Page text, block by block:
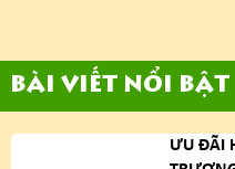
BÀI VIẾT NỔI BẬT
ƯU ĐÃI